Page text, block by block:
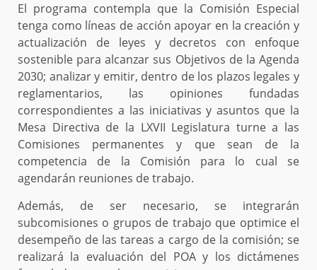
El programa contempla que la Comisión Especial
tenga como líneas de acción apoyar en la creación y
actualización de leyes y decretos con enfoque
sostenible para alcanzar sus Objetivos de la Agenda
2030; analizar y emitir, dentro de los plazos legales y
reglamentarios, las opiniones fundadas
correspondientes a las iniciativas y asuntos que la
Mesa Directiva de la LXVII Legislatura turne a las
Comisiones permanentes y que sean de la
competencia de la Comisión para lo cual se
agendarán reuniones de trabajo.
Además, de ser necesario, se integrarán
subcomisiones o grupos de trabajo que optimice el
desempeño de las tareas a cargo de la comisión; se
realizará la evaluación del POA y los dictámenes